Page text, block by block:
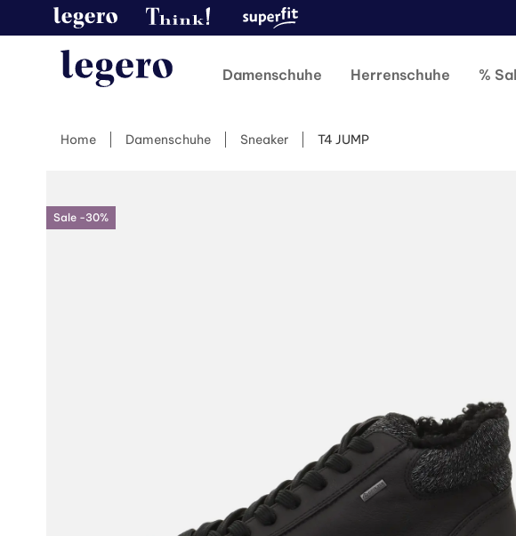
Damenschuhe Herrenschuhe %
Home Damenschuhe Sneaker T4 JUMP
Sale -30%